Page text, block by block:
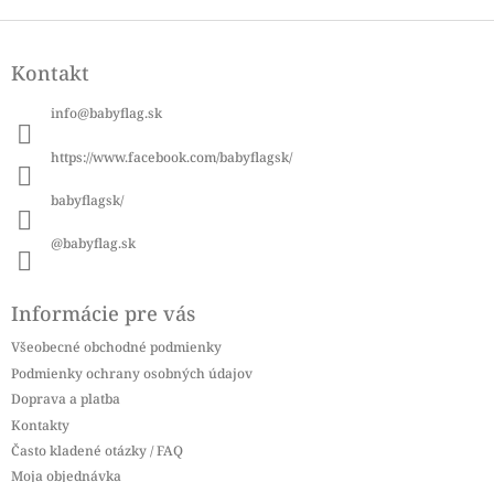
pKontakt
info@babyflag.sk
https://www.facebook.com/babyflagsk/
babyflagsk/
@babyflag.sk
Informácie pre vás
Všeobecné obchodné podmienky
Podmienky ochrany osobných údajov
Doprava a platba
Kontakty
Často kladené otázky / FAQ
Moja objednávka